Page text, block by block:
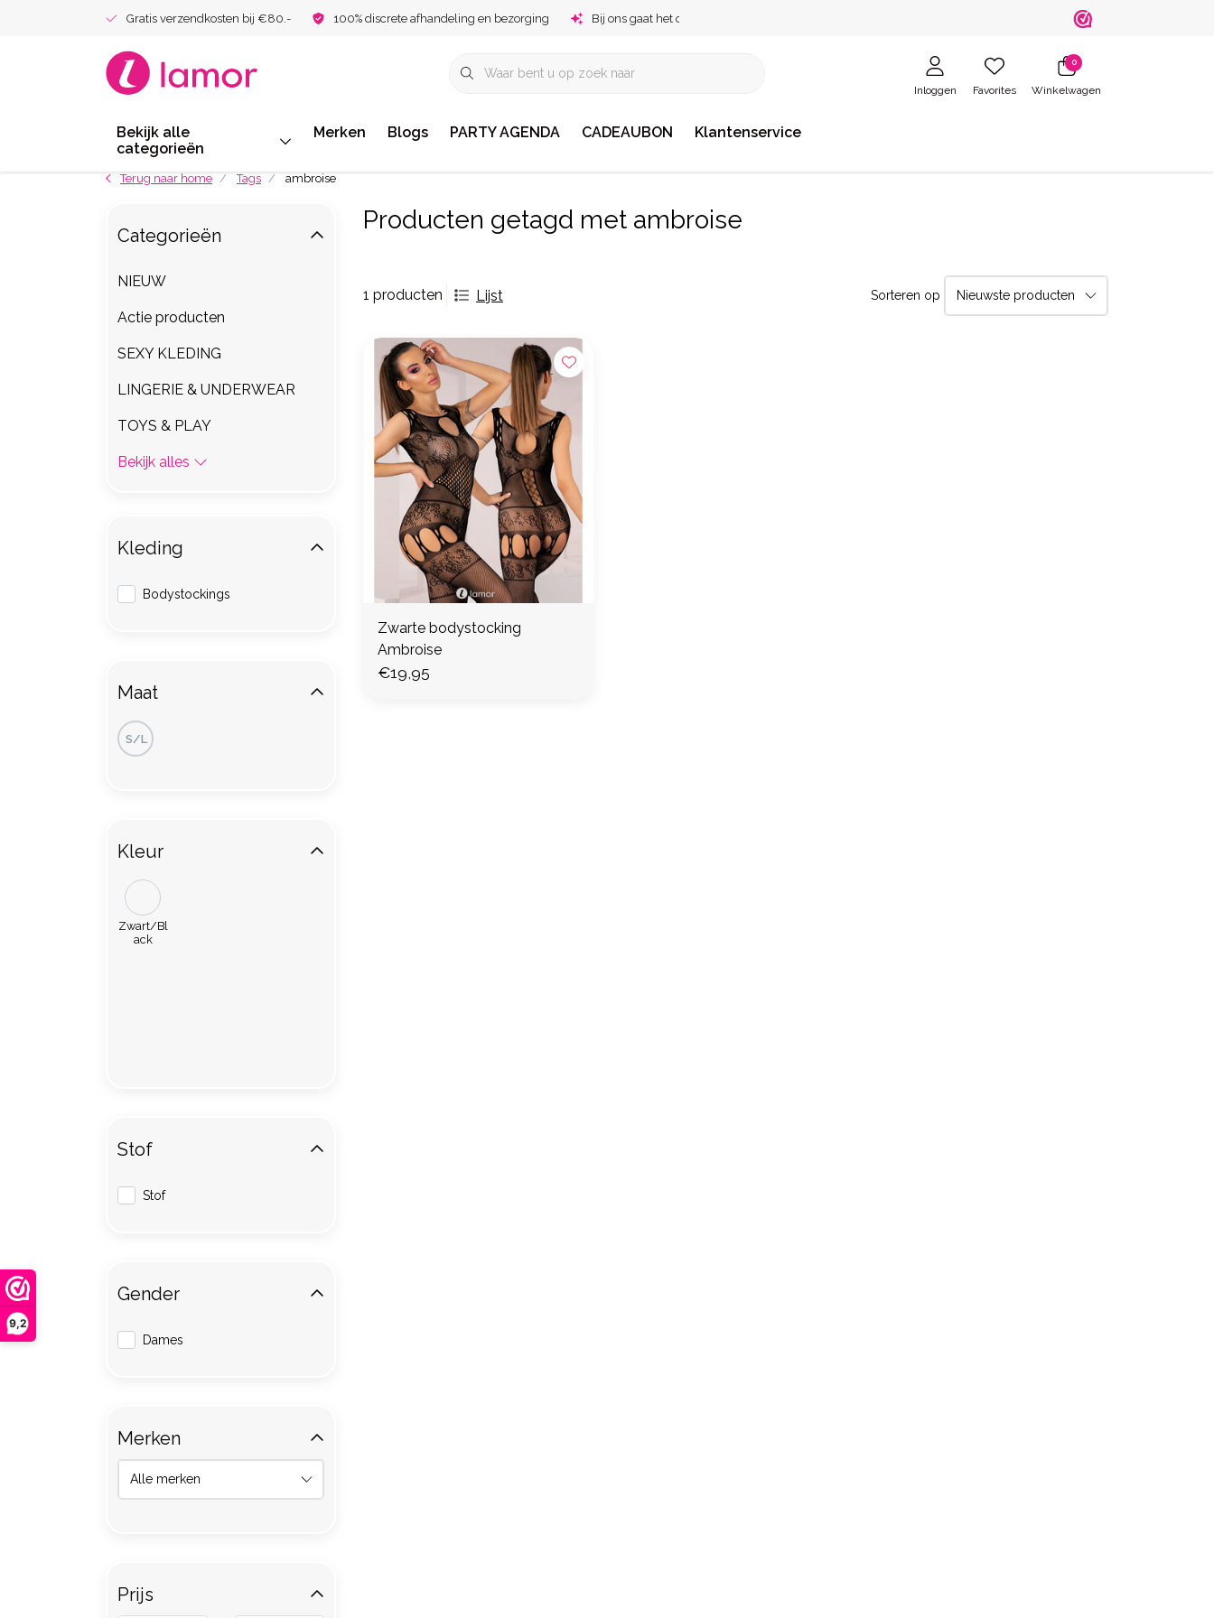
9,2
Gratis verzendkosten bij €80.- 100% discrete afhandeling en bezorging Bij ons gaat het om jou!
Inloggen Favorites
0
Winkelwagen
Bekijk alle
categorieën
Merken Blogs PARTY AGENDA CADEAUBON Klantenservice
Terug naar home Tags ambroise
Producten getagd met ambroise
1 producten Lijst Sorteren op
Zwarte bodystocking
Ambroise
€19,95
Categorieën
NIEUW
Actie producten
SEXY KLEDING
LINGERIE & UNDERWEAR
TOYS & PLAY
Bekijk alles
Kleding
Bodystockings
Maat
S/L
Kleur
Zwart/Bl
ack
Stof
Stof
Gender
Dames
Merken
Prijs